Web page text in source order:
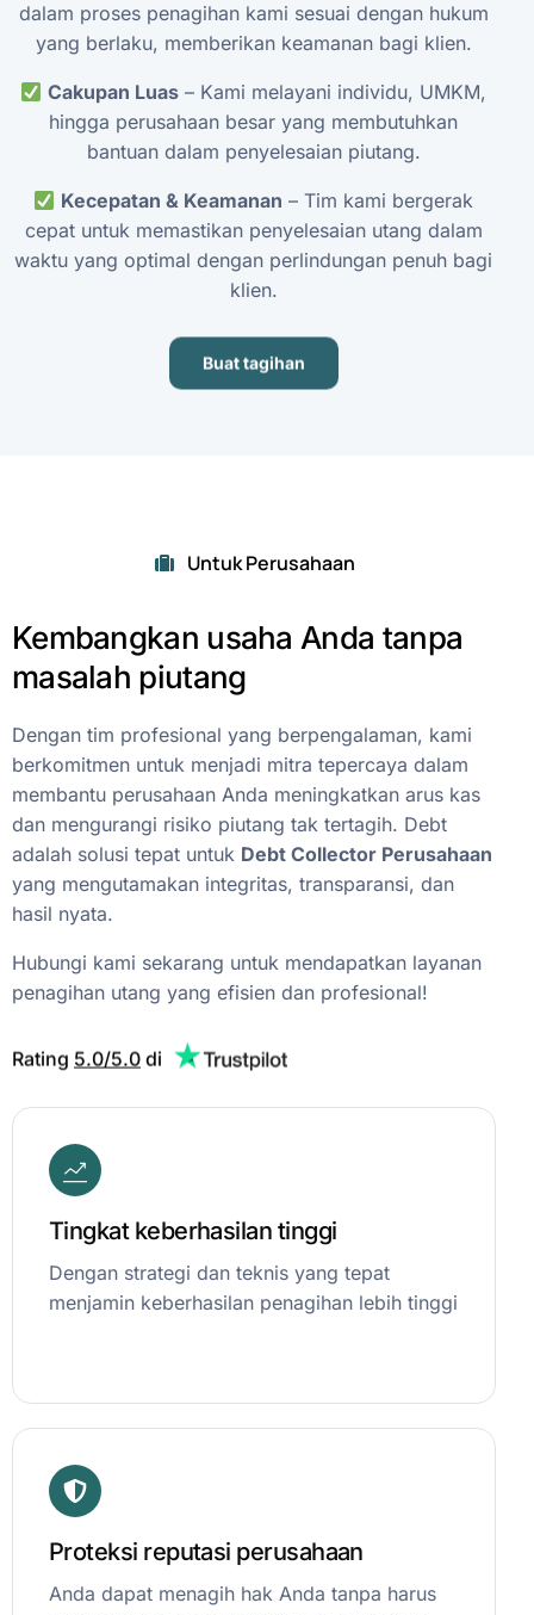
dalam proses penagihan kami sesuai dengan hukum
yang berlaku, memberikan keamanan bagi klien.
Cakupan Luas – Kami melayani individu, UMKM,
hingga perusahaan besar yang membutuhkan
bantuan dalam penyelesaian piutang.
Kecepatan & Keamanan – Tim kami bergerak
cepat untuk memastikan penyelesaian utang dalam
waktu yang optimal dengan perlindungan penuh bagi
klien.
Buat tagihan
Untuk Perusahaan
Kembangkan usaha Anda tanpa
masalah piutang
Dengan tim profesional yang berpengalaman, kami
berkomitmen untuk menjadi mitra tepercaya dalam
membantu perusahaan Anda meningkatkan arus kas
dan mengurangi risiko piutang tak tertagih. Debt
adalah solusi tepat untuk Debt Collector Perusahaan
yang mengutamakan integritas, transparansi, dan
hasil nyata.
Hubungi kami sekarang untuk mendapatkan layanan
penagihan utang yang efisien dan profesional!
Rating 5.0/5.0 di
Tingkat keberhasilan tinggi
Dengan strategi dan teknis yang tepat
menjamin keberhasilan penagihan lebih tinggi
Proteksi reputasi perusahaan
Anda dapat menagih hak Anda tanpa harus